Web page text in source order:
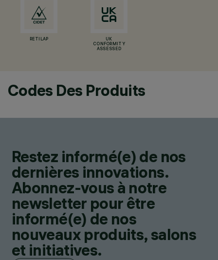
RETILAP
UK
CONFORMITY
ASSESSED
Codes Des Produits
Restez informé(e) de nos
dernières innovations.
Abonnez-vous à notre
newsletter pour être
informé(e) de nos
nouveaux produits, salons
et initiatives.